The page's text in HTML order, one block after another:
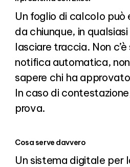
Un foglio di calcolo può
da chiunque, in
lasciare traccia. Non c’è
notifica automatica, non
sapere chi ha
In caso di
prova.
Cosa serve davvero
Un sistema digitale per